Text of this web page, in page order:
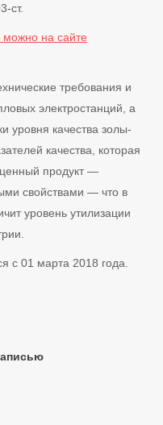
ст.
на сайте
требования и
электростанций, а
уровня качества золы-
качества, которая
продукт —
свойствами — что в
уровень утилизации
с 01 марта 2018 года.